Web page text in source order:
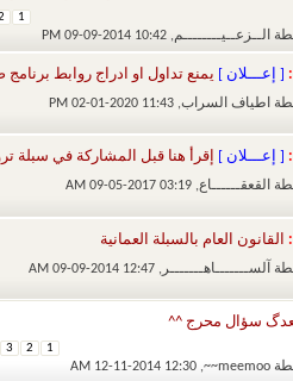
الــزعــيــــــــم‏, 09-09-2014 10:42 PM
1
[ إعـــلان ] يمنع تداول او ادراج روابط برنامج
اطياف السراب‏, 02-01-2020 11:43 PM
[ إعـــلان ] إقرأ هنا قبل المشاركة في سبلة
القعقــــــاع‏, 09-05-2017 03:19 AM
القانون العام بالسبلة العمانية
آلســـــــاهـــــــر ‏, 09-09-2014 12:47 AM
بعدگ سؤال محرج ^^
meemoo~~
‏, 12-11-2014 12:30 AM
1
2
3